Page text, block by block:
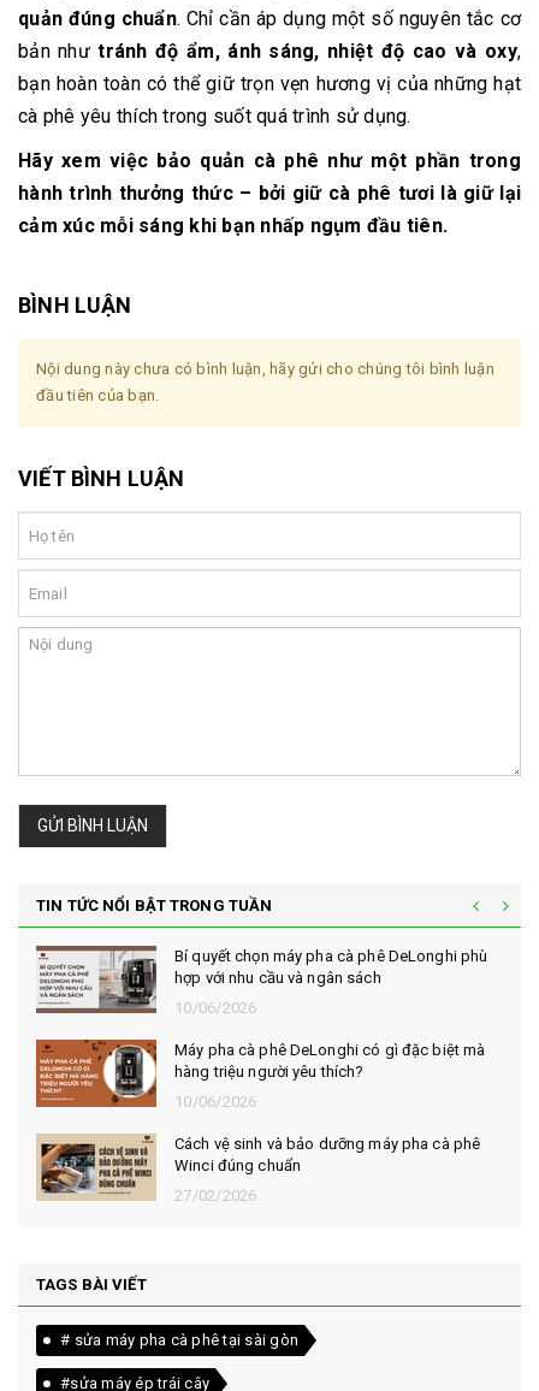
quản đúng chuẩn. Chỉ cần áp dụng một số nguyên tắc cơ
bản nhưtránh độ ẩm, ánh sáng, nhiệt độ cao và oxy,
bạn hoàn toàn có thể giữ trọn vẹn hương vị của những hạt
cà phê yêu thích trong suốt quá trình sử dụng.
Hãy xem việc bảo quản cà phê như một phần trong
hành trình thưởng thức – bởi giữ cà phê tươi là giữ lại
cảm xúc mỗi sáng khi bạn nhấp ngụm đầu tiên.
BÌNH LUẬN
Nội dung này chưa có bình luận, hãy gửi cho chúng tôi bình luận
đầu tiên của bạn.
VIẾT BÌNH LUẬN
GỬI BÌNH LUẬN
TIN TỨC NỔI BẬT TRONG TUẦN
Bí quyết chọn máy pha cà phê DeLonghi phù
hợp với nhu cầu và ngân sách
10/06/2026
Máy pha cà phê DeLonghi có gì đặc biệt mà
hàng triệu người yêu thích?
10/06/2026
Cách vệ sinh và bảo dưỡng máy pha cà phê
Winci đúng chuẩn
27/02/2026
TAGS BÀI VIẾT
# sửa máy pha cà phê tại sài gòn
#sửa máy ép trái cây